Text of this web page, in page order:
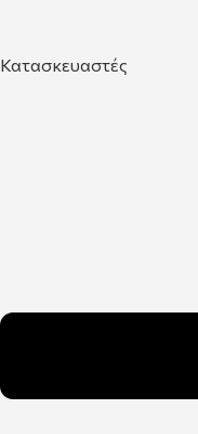
Κατασκευαστές